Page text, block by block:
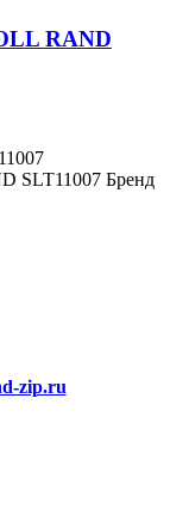
RAND
SLT11007 Бренд
zip.ru